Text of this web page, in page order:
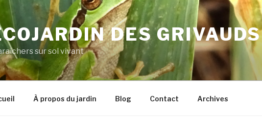
DES GRIVAUDS
sur sol vivant
À propos du jardin Blog Contact Archives